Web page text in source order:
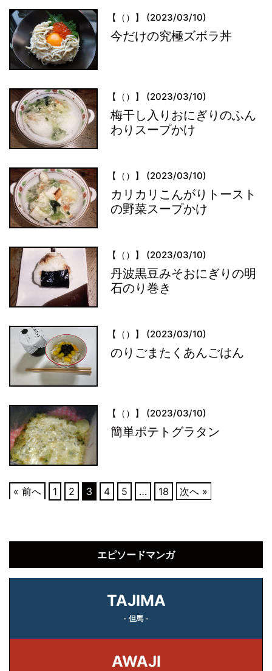
【（）】 (2023/03/10)
今だけの究極ズボラ丼
【（）】 (2023/03/10)
梅干し入りおにぎりのふん
わりスープかけ
【（）】 (2023/03/10)
カリカリこんがりトースト
の野菜スープかけ
【（）】 (2023/03/10)
丹波黒豆みそおにぎりの明
石のり巻き
【（）】 (2023/03/10)
のりごまたくあんごはん
【（）】 (2023/03/10)
簡単ポテトグラタン
« 前へ 1 2 3 4 5 … 18 次へ »
エピソードマンガ
TAJIMA
- 但馬 -
AWAJI